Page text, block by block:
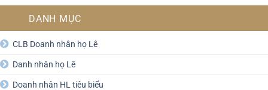
DANH MỤC
CLB Doanh nhân họ Lê
Danh nhân họ Lê
Doanh nhân HL tiêu biểu